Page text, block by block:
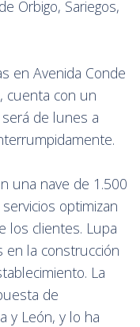
Órbigo, Sariegos,
en Avenida Conde
cuenta con un
de lunes a
una nave de 1.500
optimizan
los clientes. Lupa
en la construcción
La
de
y León, y lo ha